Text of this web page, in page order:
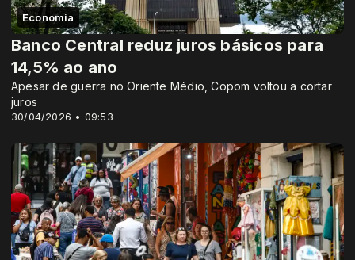
Economia
30/04/2026 • 09:53
Banco Central reduz juros básicos para
14,5% ao ano
Apesar de guerra no Oriente Médio, Copom voltou a cortar
juros